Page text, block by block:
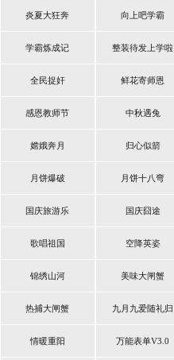
炎夏大狂奔 向上吧学霸
学霸炼成记 整装待发上学啦
全民捉奸 鲜花寄师恩
感恩教师节 中秋遇兔
嫦娥奔月 归心似箭
月饼爆破 月饼十八弯
国庆旅游乐 国庆囧途
歌唱祖国 空降英姿
锦绣山河 美味大闸蟹
热捕大闸蟹 九月九爱随礼归
情暖重阳 万能表单V3.0